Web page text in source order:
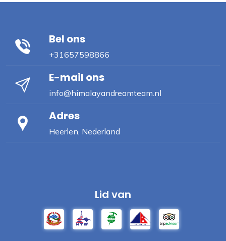
Bel ons
+31657598866
E-mail ons
info@himalayandreamteam.nl
Adres
Heerlen, Nederland
Lid van